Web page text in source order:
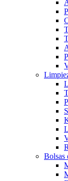
Bolsas